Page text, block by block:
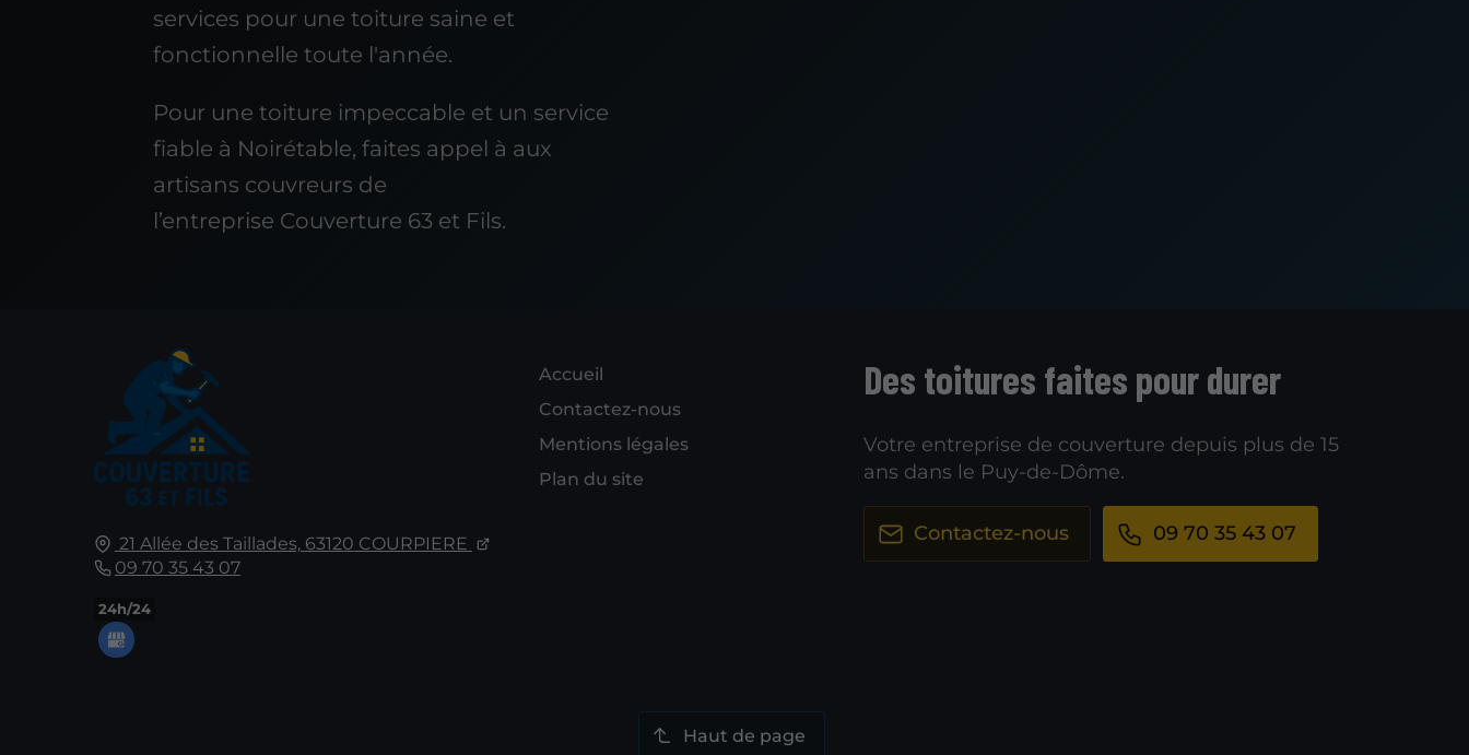
services pour une toiture saine et
fonctionnelle toute l'année.
Pour une toiture impeccable et un service
fiable à Noirétable, faites appel à aux
artisans couvreurs de
l’entreprise Couverture 63 et Fils.
21 Allée des Taillades, 63120 COURPIERE
09 70 35 43 07
24h/24
Accueil
Contactez-nous
Mentions légales
Plan du site
Des toitures faites pour durer
Votre entreprise de couverture depuis plus de 15
ans dans le Puy-de-Dôme.
Contactez-nous 09 70 35 43 07
Haut de page